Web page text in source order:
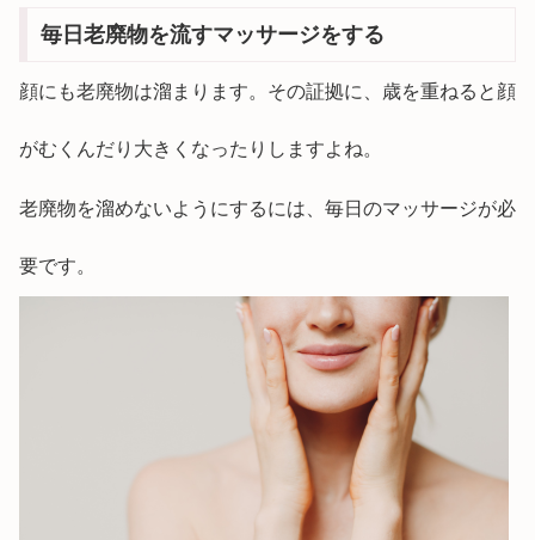
毎日老廃物を流すマッサージをする
顔にも老廃物は溜まります。その証拠に、歳を重ねると顔
がむくんだり大きくなったりしますよね。
老廃物を溜めないようにするには、毎日のマッサージが必
要です。